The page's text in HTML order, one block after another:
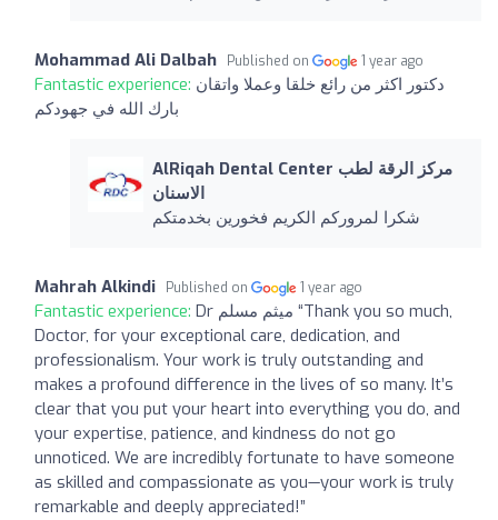
Mohammad Ali Dalbah Published on 1 year ago
Fantastic experience: دكتور اكثر من رائع خلقا وعملا واتقان
بارك الله في جهودكم
AlRiqah Dental Center مركز الرقة لطب
الاسنان
شكرا لمروركم الكريم فخورين بخدمتكم
Mahrah Alkindi Published on 1 year ago
Fantastic experience: Dr ميثم مسلم “Thank you so much,
Doctor, for your exceptional care, dedication, and
professionalism. Your work is truly outstanding and
makes a profound difference in the lives of so many. It’s
clear that you put your heart into everything you do, and
your expertise, patience, and kindness do not go
unnoticed. We are incredibly fortunate to have someone
as skilled and compassionate as you—your work is truly
remarkable and deeply appreciated!”